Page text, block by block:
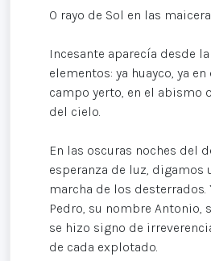
O rayo de Sol en las
Incesante aparecía desde
elementos: ya huayco, ya
campo yerto, en el abismo
del cielo.
En las oscuras noches del
esperanza de luz, digamos
marcha de los desterrados.
Pedro, su nombre Antonio,
se hizo signo de
de cada explotado.